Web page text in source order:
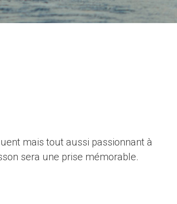
mais tout aussi passionnant à
sera une prise mémorable.